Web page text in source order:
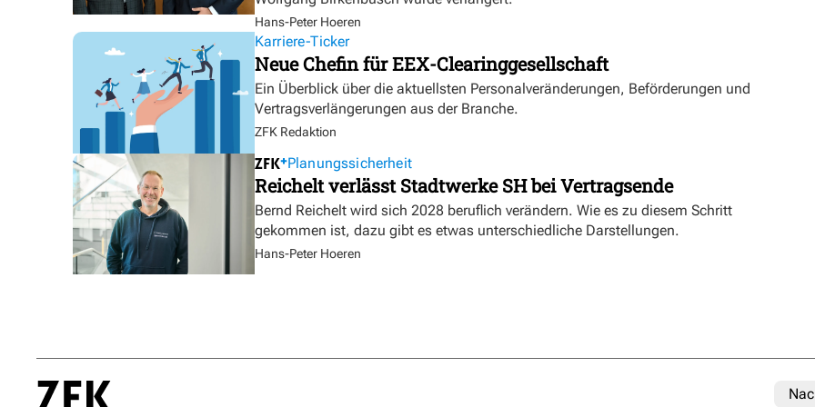
Hans-Peter Hoeren
Karriere-Ticker
Neue Chefin für EEX-Clearinggesellschaft
Ein Überblick über die aktuellsten Personalveränderungen, Beförderungen und
Vertragsverlängerungen aus der Branche.
ZFK Redaktion
Planungssicherheit
Reichelt verlässt Stadtwerke SH bei Vertragsende
Bernd Reichelt wird sich 2028 beruflich verändern. Wie es zu diesem Schritt
gekommen ist, dazu gibt es etwas unterschiedliche Darstellungen.
Hans-Peter Hoeren